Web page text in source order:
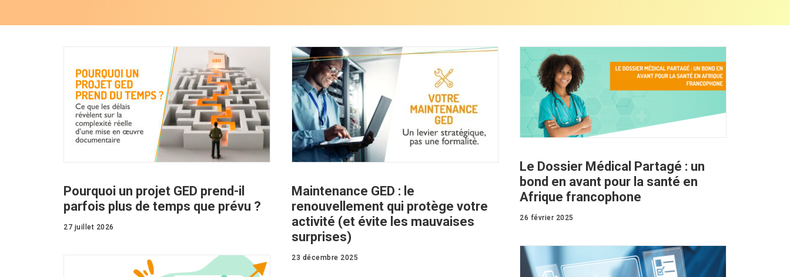
Pourquoi un projet GED prend-il
parfois plus de temps que prévu ?
27 juillet 2026
Maintenance GED : le
renouvellement qui protège votre
activité (et évite les mauvaises
surprises)
23 décembre 2025
Le Dossier Médical Partagé : un
bond en avant pour la santé en
Afrique francophone
26 février 2025